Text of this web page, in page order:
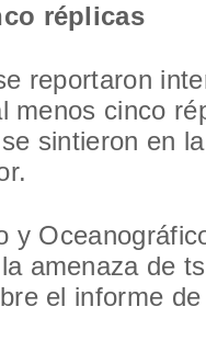
réplicas
reportaron
menos cinco
sintieron en
y
amenaza de
el informe